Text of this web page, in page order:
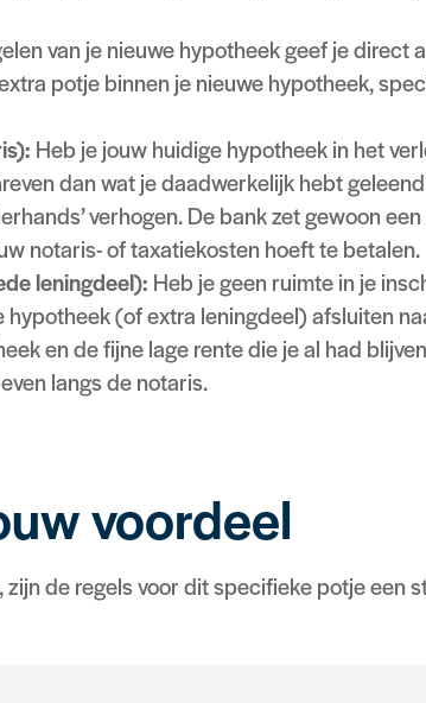
van je nieuwe hypotheek geef je direct
potje binnen je nieuwe hypotheek,
Heb je jouw huidige hypotheek in het
dan wat je daadwerkelijk hebt
verhogen. De bank zet gewoon
notaris- of taxatiekosten hoeft te betalen.
leningdeel): Heb je geen ruimte in je
(of extra leningdeel) afsluiten
en de fijne lage rente die je al had
langs de notaris.
voordeel
de regels voor dit specifieke potje een